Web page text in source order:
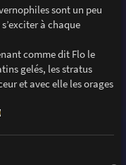
sont un peu
à chaque
comme dit Flo le
gelés, les stratus
et avec elle les orages